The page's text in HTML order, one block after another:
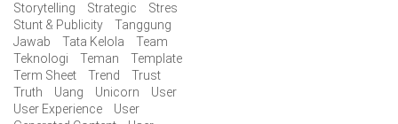
Storytelling
Strategic
Stres
Stunt & Publicity
Tanggung
Jawab
Tata Kelola
Team
Teknologi
Teman
Template
Term Sheet
Trend
Trust
Truth
Uang Unicorn
User
User Experience
User